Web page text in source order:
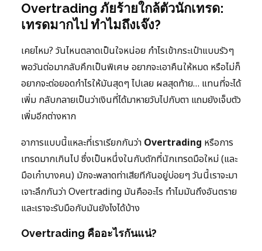
Overtrading ภัยร้ายใกล้ตัวนักเทรด:
เทรดมากไป ทำไมถึงเจ๊ง?
เคยไหม? วันไหนตลาดเป็นใจหน่อย กำไรเข้ากระเป๋าแบบรัวๆ
พอวันต่อมากลับคึกเป็นพิเศษ อยากจะเอาคืนให้หมด หรือไม่ก็
อยากจะต่อยอดกำไรให้มันสุดๆ ไปเลย ผลสุดท้าย… แทนที่จะได้
เพิ่ม กลับกลายเป็นว่าเงินที่ได้มาหายวับไปกับตา แถมยังเจ็บตัว
เพิ่มอีกต่างหาก
อาการแบบนี้แหละที่เราเรียกกันว่า Overtrading หรือการ
เทรดมากเกินไป ซึ่งเป็นหนึ่งในกับดักที่นักเทรดมือใหม่ (และ
มือเก๋าบางคน) มักจะพลาดท่าเสียทีกันอยู่บ่อยๆ วันนี้เราจะมา
เจาะลึกกันว่า Overtrading มันคืออะไร ทำไมมันถึงอันตราย
และเราจะรับมือกับมันยังไงได้บ้าง
Overtrading คืออะไรกันแน่?